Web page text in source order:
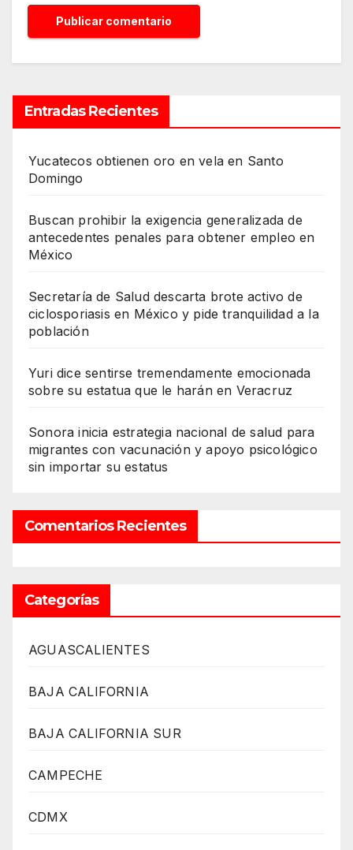
Entradas Recientes
Yucatecos obtienen oro en vela en Santo
Domingo
Buscan prohibir la exigencia generalizada de
antecedentes penales para obtener empleo en
México
Secretaría de Salud descarta brote activo de
ciclosporiasis en México y pide tranquilidad a la
población
Yuri dice sentirse tremendamente emocionada
sobre su estatua que le harán en Veracruz
Sonora inicia estrategia nacional de salud para
migrantes con vacunación y apoyo psicológico
sin importar su estatus
Comentarios Recientes
Categorías
AGUASCALIENTES
BAJA CALIFORNIA
BAJA CALIFORNIA SUR
CAMPECHE
CDMX